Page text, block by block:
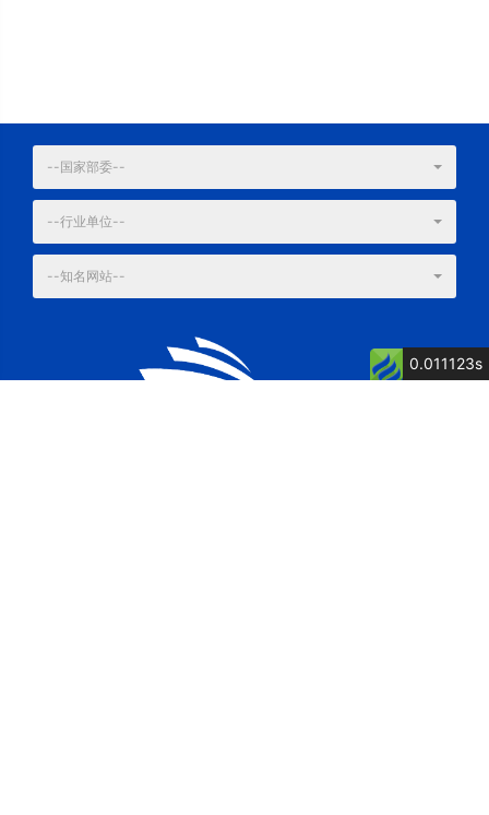
--国家部委--
--行业单位--
--知名网站--
0.011123s